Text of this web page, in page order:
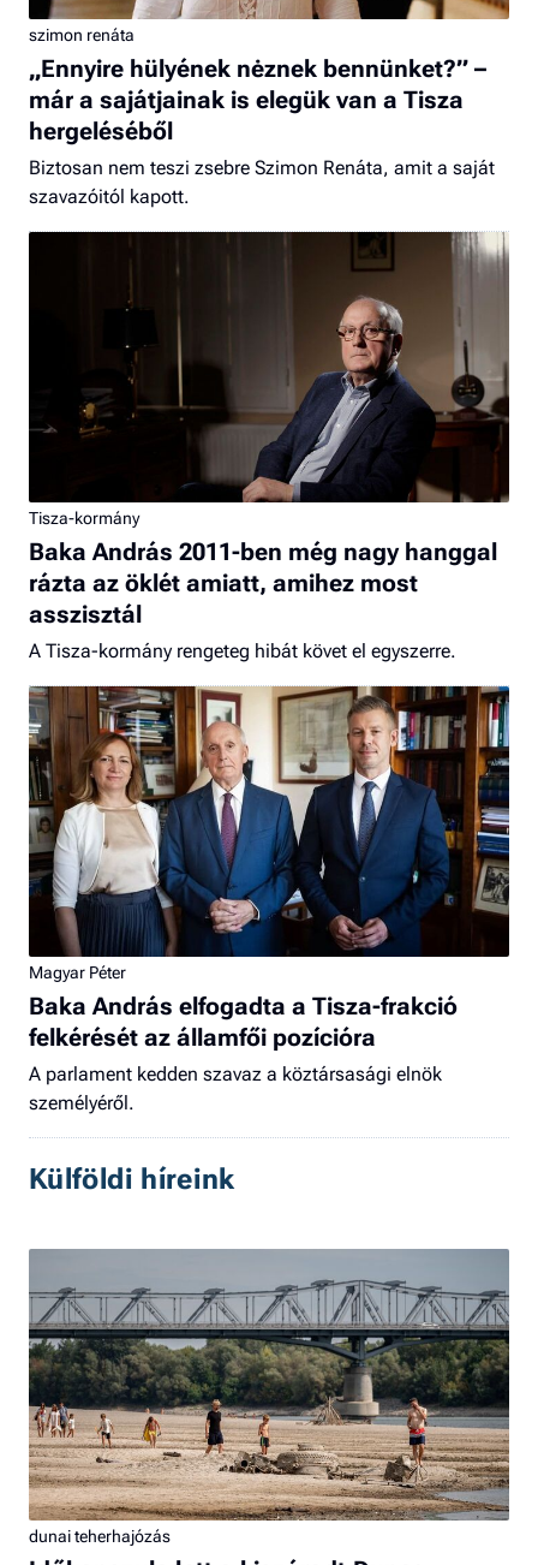
szimon renáta
„Ennyire hülyének nėznek bennünket?” –
már a sajátjainak is elegük van a Tisza
hergeléséből
Biztosan nem teszi zsebre Szimon Renáta, amit a saját
szavazóitól kapott.
Tisza-kormány
Baka András 2011-ben még nagy hanggal
rázta az öklét amiatt, amihez most
asszisztál
A Tisza-kormány rengeteg hibát követ el egyszerre.
Magyar Péter
Baka András elfogadta a Tisza-frakció
felkérését az államfői pozícióra
A parlament kedden szavaz a köztársasági elnök
személyéről.
Külföldi híreink
dunai teherhajózás